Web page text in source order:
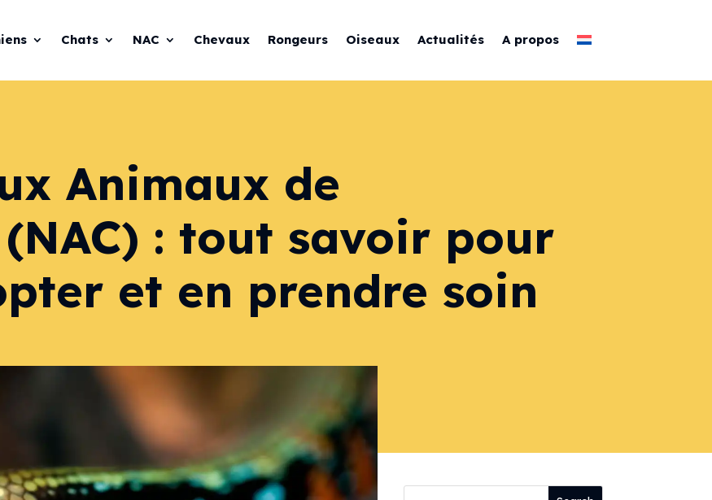
Chats NAC Chevaux Rongeurs Oiseaux Actualités A propos
Animaux de
: tout savoir pour
et en prendre soin